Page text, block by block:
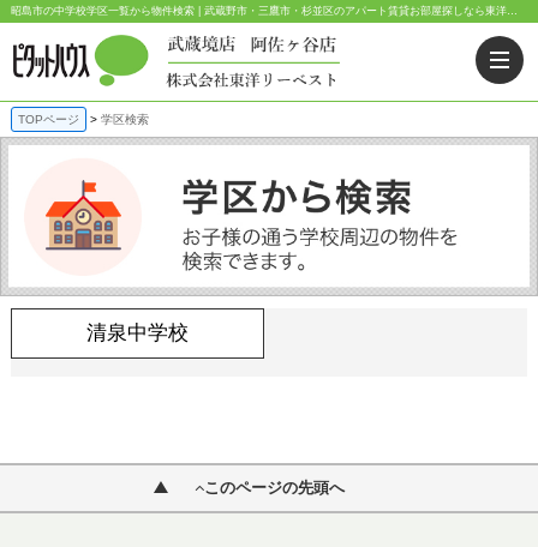
昭島市の中学校学区一覧から物件検索 | 武蔵野市・三鷹市・杉並区のアパート賃貸お部屋探しなら東洋リーベスト｜ピタットハウス武蔵境店・阿佐ヶ谷店
TOPページ 学区検索
清泉中学校
このページの先頭へ